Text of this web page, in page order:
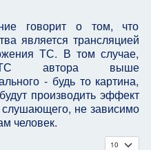
говорит о том, что
является трансляцией
ТС. В том случае,
автора выше
- будь то картина,
производить эффект
не зависимо
человек.
Кол-во